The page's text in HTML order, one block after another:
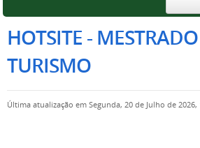
HOTSITE -
TURISMO
Última atualização em Segunda, 20 de Julho de 2026,